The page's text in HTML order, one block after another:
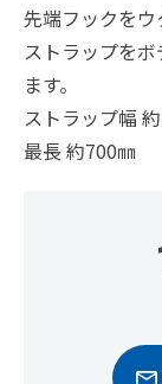
先端フックを
ストラップを
ます。
ストラップ幅
最長 約700㎜